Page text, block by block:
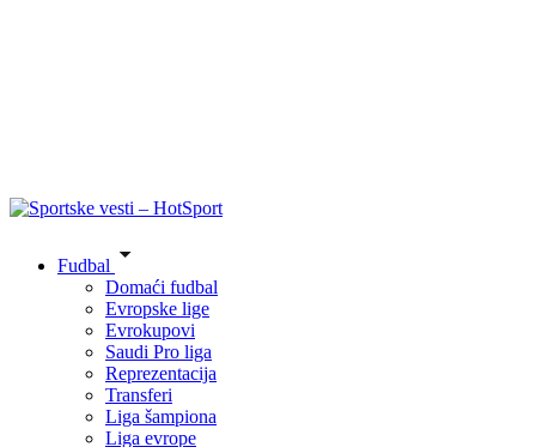
Fudbal
Domaći fudbal
Evropske lige
Evrokupovi
Saudi Pro liga
Reprezentacija
Transferi
Liga šampiona
Liga evrope